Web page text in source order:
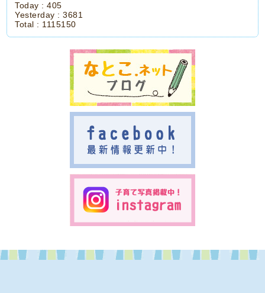
Today :405
Yesterday :3681
Total : 1115150